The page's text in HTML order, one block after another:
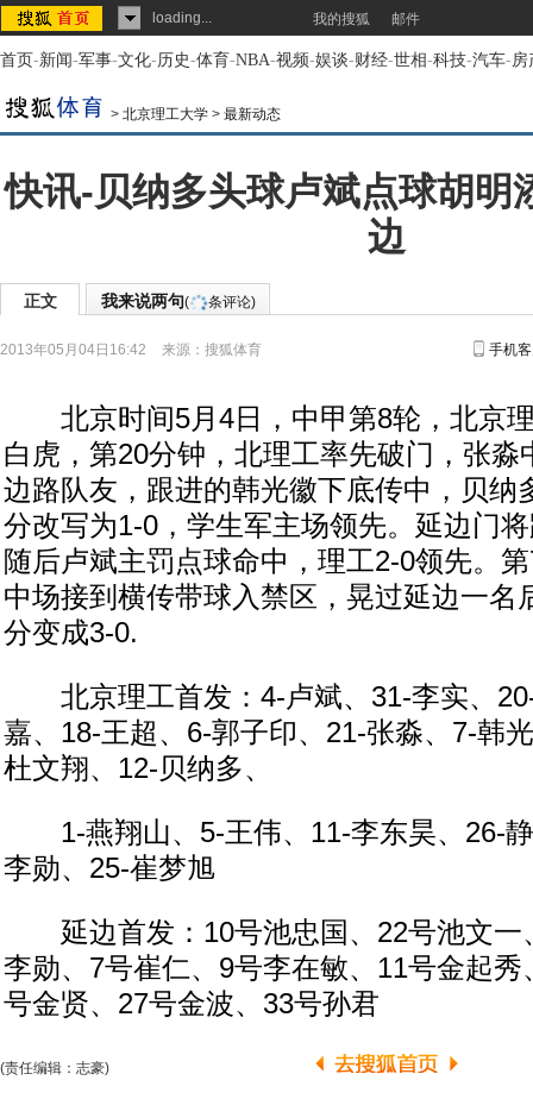
loading... 我的搜狐 邮件
首页-新闻-军事-文化-历史-体育-NBA-视频-娱谈-财经-世相-科技-汽车-房
> 北京理工大学 > 最新动态
快讯-贝纳多头球卢斌点球胡明
边
正文 我来说两句( 条评论)
2013年05月04日16:42 来源： 搜狐体育 手机
北京时间5月4日，中甲第8轮，北京
白虎，第20分钟，北理工率先破门，张淼
边路队友，跟进的韩光徽下底传中，贝纳
分改写为1-0，学生军主场领先。延边门
随后卢斌主罚点球命中，理工2-0领先。
中场接到横传带球入禁区，晃过延边一名
分变成3-0.
北京理工首发：4-卢斌、31-李实、
嘉、18-王超、6-郭子印、21-张淼、7-韩
杜文翔、12-贝纳多、
1-燕翔山、5-王伟、11-李东昊、26-静
李勋、25-崔梦旭
延边首发：10号池忠国、22号池文一
李勋、7号崔仁、9号李在敏、11号金起秀
号金贤、27号金波、33号孙君
(责任编辑：志豪)